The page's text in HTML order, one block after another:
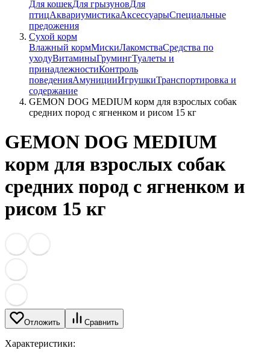
Для кошекДля грызуновДля
птицАквариумистикаАксессуарыСпециальные
предожения
Сухой корм
Влажный кормМискиЛакомстваСредства по
уходуВитаминыГрумингТуалеты и
принадлежностиКонтроль
поведенияАмуницииИгрушкиТранспортировка и
содержание
GEMON DOG MEDIUM корм для взрослых собак
средних пород с ягненком и рисом 15 кг
GEMON DOG MEDIUM
корм для взрослых собак
средних пород с ягненком и
рисом 15 кг
Отложить Сравнить
Характеристики: